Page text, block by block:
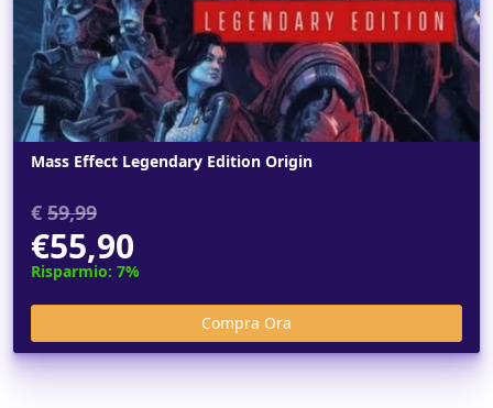
Mass Effect Legendary Edition Origin
€ 59,99
€55,90
Risparmio: 7%